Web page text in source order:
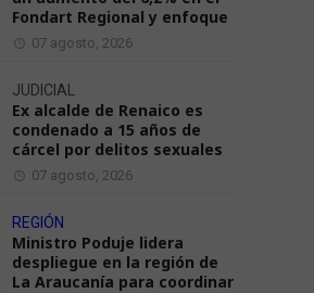
Fondart Regional y enfoque
07 agosto, 2026
JUDICIAL
Ex alcalde de Renaico es
condenado a 15 años de
cárcel por delitos sexuales
07 agosto, 2026
REGIÓN
Ministro Poduje lidera
despliegue en la región de
La Araucanía para coordinar